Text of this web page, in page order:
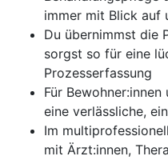
immer mit Blick auf
Du übernimmst die
sorgst so für eine
Prozesserfassung
Für
eine verlässliche,
Im
mit Ärzt:innen,